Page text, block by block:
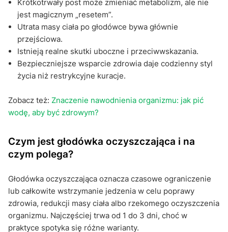
Krótkotrwały post może zmieniać metabolizm, ale nie
jest magicznym „resetem”.
Utrata masy ciała po głodówce bywa głównie
przejściowa.
Istnieją realne skutki uboczne i przeciwwskazania.
Bezpieczniejsze wsparcie zdrowia daje codzienny styl
życia niż restrykcyjne kuracje.
Zobacz też: Znaczenie nawodnienia organizmu: jak pić
wodę, aby być zdrowym?
Czym jest głodówka oczyszczająca i na
czym polega?
Głodówka oczyszczająca oznacza czasowe ograniczenie
lub całkowite wstrzymanie jedzenia w celu poprawy
zdrowia, redukcji masy ciała albo rzekomego oczyszczenia
organizmu. Najczęściej trwa od 1 do 3 dni, choć w
praktyce spotyka się różne warianty.